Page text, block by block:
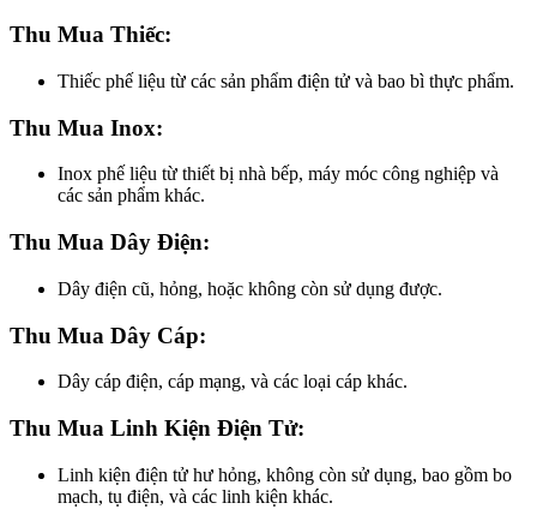
Thu Mua Thiếc:
Thiếc phế liệu từ các sản phẩm điện tử và bao bì thực phẩm.
Thu Mua Inox:
Inox phế liệu từ thiết bị nhà bếp, máy móc công nghiệp và
các sản phẩm khác.
Thu Mua Dây Điện:
Dây điện cũ, hỏng, hoặc không còn sử dụng được.
Thu Mua Dây Cáp:
Dây cáp điện, cáp mạng, và các loại cáp khác.
Thu Mua Linh Kiện Điện Tử:
Linh kiện điện tử hư hỏng, không còn sử dụng, bao gồm bo
mạch, tụ điện, và các linh kiện khác.